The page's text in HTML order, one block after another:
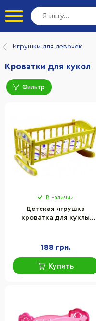
Игрушки для девочек
Кроватки для кукол
Фильтр
В наличии
Детская игрушка
кроватка для куклы
188 грн.
Купить